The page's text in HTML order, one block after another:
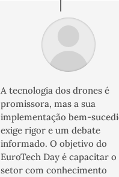
A tecnologia dos drones é
promissora, mas a sua
implementação bem-
exige rigor e um debate
informado. O objetivo do
EuroTech Day é capacitar o
setor com conhecimento